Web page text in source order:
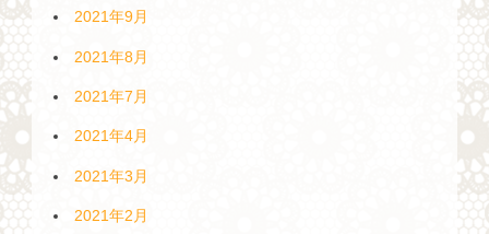
2021年9月
2021年8月
2021年7月
2021年4月
2021年3月
2021年2月